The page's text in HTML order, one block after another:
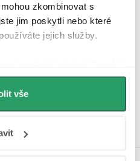
zkombinovat s
jim poskytli nebo které
jejich služby.
analytiku a
Google zpracovává
vše